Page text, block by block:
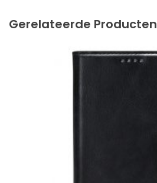
Gerelateerde Producten